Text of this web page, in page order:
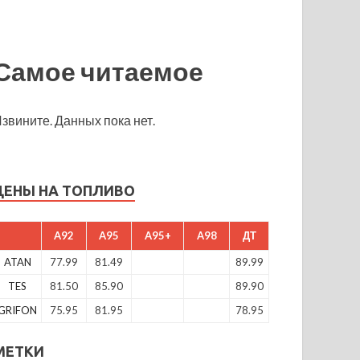
читаемое
Данных пока нет.
НА ТОПЛИВО
A92 A95 A95+ A98 ДТ
ATAN 77.99 81.49
89.99
TES
81.50 85.90
89.90
75.95 81.95 78.95